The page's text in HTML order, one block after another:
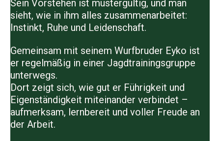
Sein Vorstehen ist mustergültig, und man
sieht, wie in ihm alles zusammenarbeitet:
Instinkt, Ruhe und Leidenschaft.
Gemeinsam mit seinem Wurfbruder Eyko ist
er regelmäßig in einer Jagdtrainingsgruppe
unterwegs.
Dort zeigt sich, wie gut er Führigkeit und
Eigenständigkeit miteinander verbindet –
aufmerksam, lernbereit und voller Freude an
der Arbeit.